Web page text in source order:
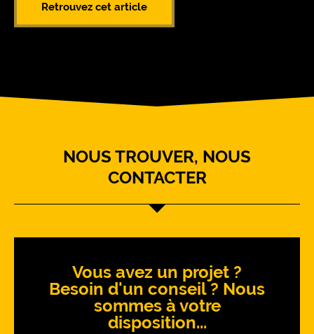
Retrouvez cet article
NOUS TROUVER, NOUS
CONTACTER
Vous avez un projet ?
Besoin d'un conseil ? Nous
sommes à votre
disposition...